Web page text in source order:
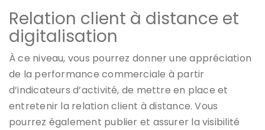
Relation client à distance et
digitalisation
À ce niveau, vous pourrez donner une appréciation
de la performance commerciale à partir
d’indicateurs d’activité, de mettre en place et
entretenir la relation client à distance. Vous
pourrez également publier et assurer la visibilité